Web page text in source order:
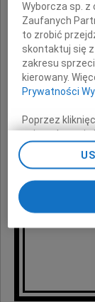
Wyborcza sp. z
Zaufanych
to zrobić
skontaktuj się
zakresu
kierowany.
Prywatności
Poprzez
zainstalowanie
Wyborczej sp. z
na Twoim
ponownie
preferencjami
Zmiana
pomocą
My, nasi